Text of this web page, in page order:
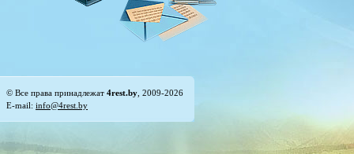
© Все права принадлежат 4rest.by , 2009-2026
E-mail: info@4rest.by